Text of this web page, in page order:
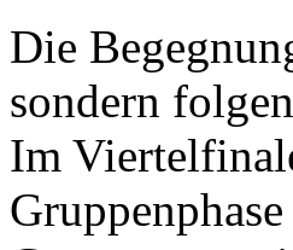
Die
sondern
Im